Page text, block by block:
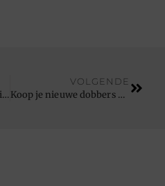
Een gids over virtual reality-games in Antwerpen
VOLGENDE
Koop je nieuwe dobbers bij deze hengelwinkel